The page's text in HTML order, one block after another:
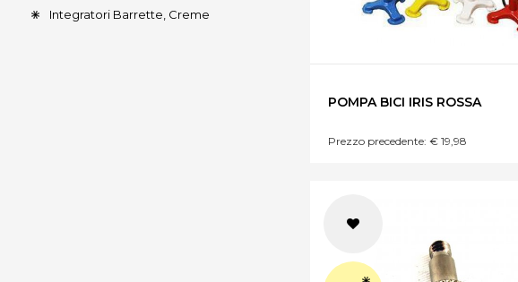
Integratori Barrette, Creme
POMPA BICI IRIS ROSSA
Prezzo precedente: € 19,98